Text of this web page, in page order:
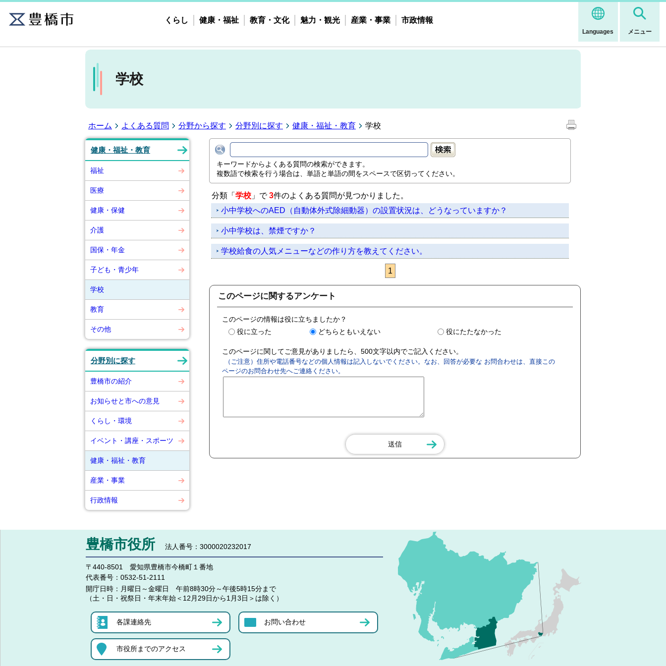
Languages メニュー
くらし 健康・福祉 教育・文化 魅力・観光 産業・事業 市政情報
学校
ホーム よくある質問 分野から探す 分野別に探す 健康・福祉・教育 学校
健康・福祉・教育
福祉
医療
健康・保健
介護
国保・年金
子ども・青少年
学校
教育
その他
分野別に探す
豊橋市の紹介
お知らせと市への意見
くらし・環境
イベント・講座・スポーツ
健康・福祉・教育
産業・事業
行政情報
キーワードからよくある質問の検索ができます。
複数語で検索を行う場合は、単語と単語の間をスペースで区切ってください。
分類「 学校 」で3件のよくある質問が見つかりました。
小中学校へのAED（自動体外式除細動器）の設置状況は、どうなっていますか？
小中学校は、禁煙ですか？
学校給食の人気メニューなどの作り方を教えてください。
1
このページに関するアンケート
このページの情報は役に立ちましたか？
役に立った
どちらともいえない 役にたたなかった
このページに関してご意見がありましたら、500文字以内でご記入ください。
（ご注意）住所や電話番号などの個人情報は記入しないでください。なお、回答が必要な お問合わせは、直接この
ページのお問合わせ先へご連絡ください。
豊橋市役所 法人番号：3000020232017
〒440-8501 愛知県豊橋市今橋町１番地
代表番号： 0532-51-2111
開庁日時： 月曜日～金曜日 午前8時30分～午後5時15分まで
（土・日・祝祭日・年末年始＜12月29日から1月3日＞は除く）
各課連絡先 お問い合わせ
市役所までのアクセス